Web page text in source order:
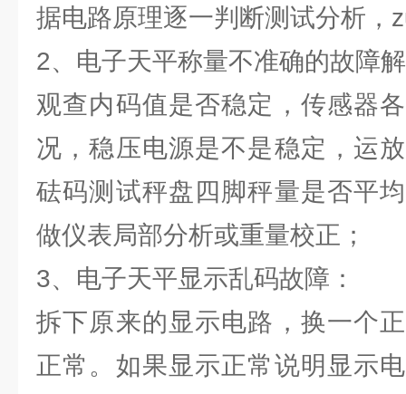
据电路原理逐一判断测试分析，
2、电子天平称量不准确的故障
观查内码值是否稳定，传感器
况，稳压电源是不是稳定，运
砝码测试秤盘四脚秤量是否平
做仪表局部分析或重量校正；
3、电子天平显示乱码故障：
拆下原来的显示电路，换一个
正常。如果显示正常说明显示